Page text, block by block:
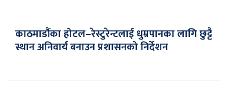
काठमाडौंका होटल–रेस्टुरेन्टलाई धुम्रपानका लागि छुट्टै
स्थान अनिवार्य बनाउन प्रशासनको निर्देशन